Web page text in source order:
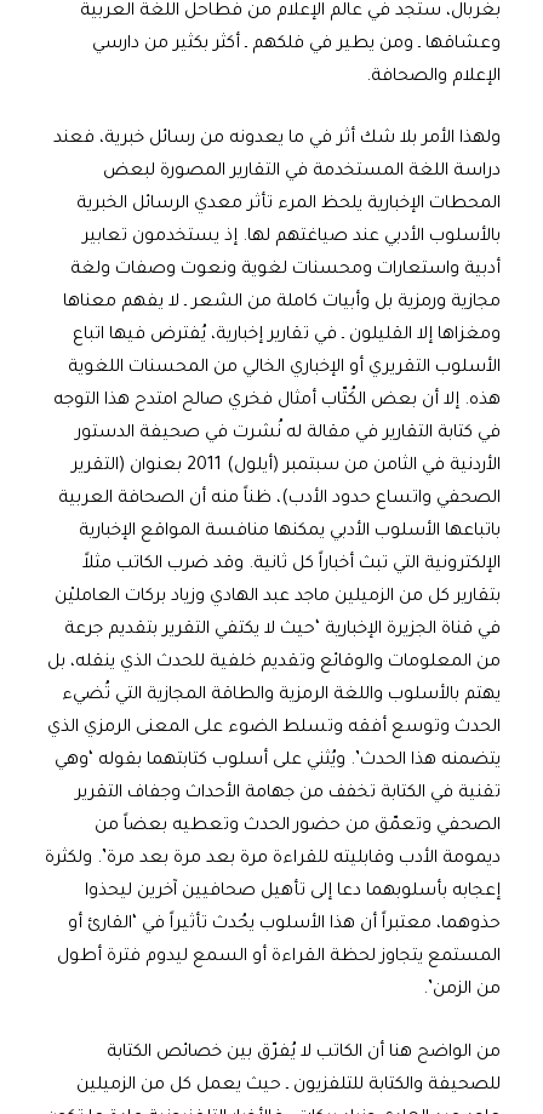
بغربال، ستجد في عالم الإعلام من فطاحل اللغة العربية
وعشاقها ـ ومن يطير في فلكهم ـ أكثر بكثير من دارسي
الإعلام والصحافة.
ولهذا الأمر بلا شك أثر في ما يعدونه من رسائل خبرية، فعند
دراسة اللغة المستخدمة في التقارير المصورة لبعض
المحطات الإخبارية يلحظ المرء تأثر معدي الرسائل الخبرية
بالأسلوب الأدبي عند صياغتهم لها. إذ يستخدمون تعابير
أدبية واستعارات ومحسنات لغوية ونعوت وصفات ولغة
مجازية ورمزية بل وأبيات كاملة من الشعر ـ لا يفهم معناها
ومغزاها إلا القليلون ـ في تقارير إخبارية، يُفترض فيها اتباع
الأسلوب التقريري أو الإخباري الخالي من المحسنات اللغوية
هذه. إلا أن بعض الكُتّاب أمثال فخري صالح امتدح هذا التوجه
في كتابة التقارير في مقالة له نُشرت في صحيفة الدستور
الأردنية في الثامن من سبتمبر (أيلول) 2011 بعنوان (التقرير
الصحفي واتساع حدود الأدب)، ظناً منه أن الصحافة العربية
باتباعها الأسلوب الأدبي يمكنها منافسة المواقع الإخبارية
الإلكترونية التي تبث أخباراً كل ثانية. وقد ضرب الكاتب مثلاً
بتقارير كل من الزميلين ماجد عبد الهادي وزياد بركات العامليْن
في قناة الجزيرة الإخبارية ‘حيث لا يكتفي التقرير بتقديم جرعة
من المعلومات والوقائع وتقديم خلفية للحدث الذي ينقله، بل
يهتم بالأسلوب واللغة الرمزية والطاقة المجازية التي تُضيء
الحدث وتوسع أفقه وتسلط الضوء على المعنى الرمزي الذي
يتضمنه هذا الحدث’. ويُثني على أسلوب كتابتهما بقوله ‘وهي
تقنية في الكتابة تخفف من جهامة الأحداث وجفاف التقرير
الصحفي وتعمّق من حضور الحدث وتعطيه بعضاً من
ديمومة الأدب وقابليته للقراءة مرة بعد مرة بعد مرة’. ولكثرة
إعجابه بأسلوبهما دعا إلى تأهيل صحافيين آخرين ليحذوا
حذوهما، معتبراً أن هذا الأسلوب يحُدث تأثيراً في ‘القارئ أو
المستمع يتجاوز لحظة القراءة أو السمع ليدوم فترة أطول
من الزمن’.
من الواضح هنا أن الكاتب لا يُفرّق بين خصائص الكتابة
للصحيفة والكتابة للتلفزيون ـ حيث يعمل كل من الزميلين